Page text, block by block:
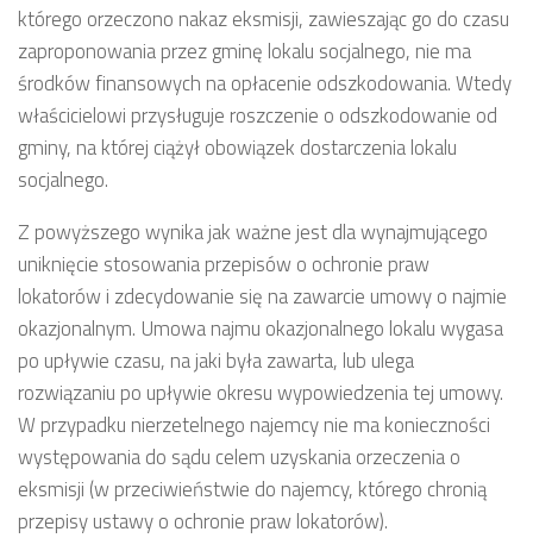
którego orzeczono nakaz eksmisji, zawieszając go do czasu
zaproponowania przez gminę lokalu socjalnego, nie ma
środków finansowych na opłacenie odszkodowania. Wtedy
właścicielowi przysługuje roszczenie o odszkodowanie od
gminy, na której ciążył obowiązek dostarczenia lokalu
socjalnego.
Z powyższego wynika jak ważne jest dla wynajmującego
uniknięcie stosowania przepisów o ochronie praw
lokatorów i zdecydowanie się na zawarcie umowy o najmie
okazjonalnym. Umowa najmu okazjonalnego lokalu wygasa
po upływie czasu, na jaki była zawarta, lub ulega
rozwiązaniu po upływie okresu wypowiedzenia tej umowy.
W przypadku nierzetelnego najemcy nie ma konieczności
występowania do sądu celem uzyskania orzeczenia o
eksmisji (w przeciwieństwie do najemcy, którego chronią
przepisy ustawy o ochronie praw lokatorów).